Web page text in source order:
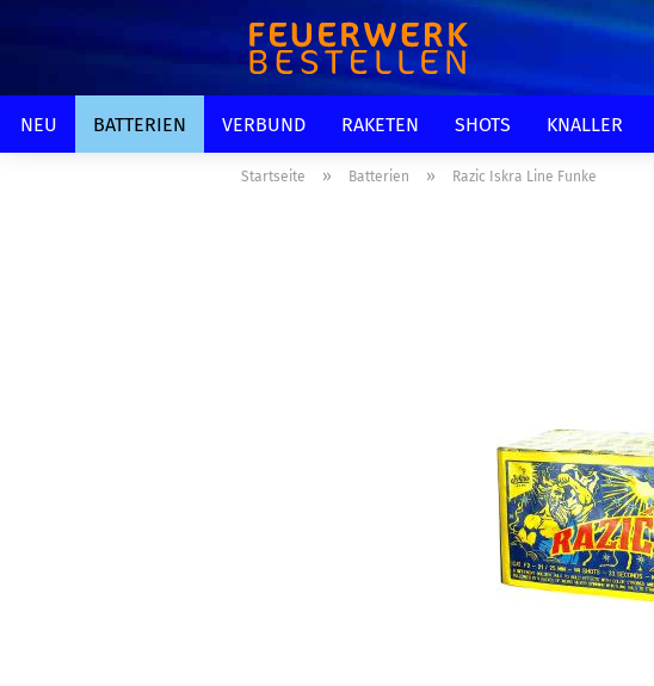
NEU BATTERIEN VERBUND RAKETEN SHOTS KNALLER
Startseite » Batterien » Razic Iskra Line Funke